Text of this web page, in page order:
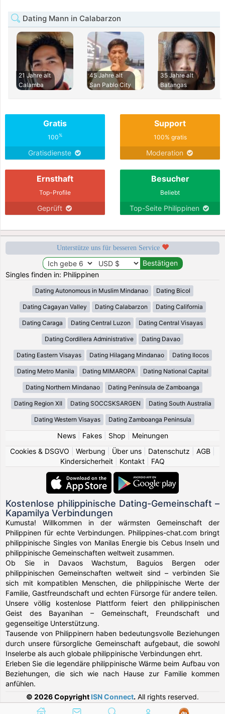
Dating Mann in Calabarzon
21 Jahre alt
Calamba
45 Jahre alt
San Pablo City
35 Jahre alt
Batangas
Gratis
100%
Gratisdienste
Support
100% gratis
Moderation
Ernsthaft
Top-Profile
Geprüft
Besucher
Beliebt
Top-Seite Philippinen
Unterstütze uns für besseren Service
Singles finden in: Philippinen
Dating Autonomous in Muslim Mindanao Dating Bicol
Dating Cagayan Valley Dating Calabarzon Dating California
Dating Caraga Dating Central Luzon Dating Central Visayas
Dating Cordillera Administrative Dating Davao
Dating Eastern Visayas Dating Hilagang Mindanao Dating Ilocos
Dating Metro Manila Dating MIMAROPA Dating National Capital
Dating Northern Mindanao Dating Península de Zamboanga
Dating Region XII Dating SOCCSKSARGEN Dating South Australia
Dating Western Visayas Dating Zamboanga Peninsula
News| Fakes| Shop
Meinungen
Cookies & DSGVO
Werbung Über uns Datenschutz AGB
Kindersicherheit
Kontakt FAQ
Kostenlose philippinische Dating-Gemeinschaft –
Kapamilya Verbindungen
Kumusta! Willkommen in der wärmsten Gemeinschaft der
Philippinen für echte Verbindungen. Philippines-chat.com bringt
philippinische Singles von Manilas Energie bis Cebus Inseln und
philippinische Gemeinschaften weltweit zusammen.
Ob Sie in Davaos Wachstum, Baguios Bergen oder
philippinischen Gemeinschaften weltweit sind – verbinden Sie
sich mit kompatiblen Menschen, die philippinische Werte der
Familie, Gastfreundschaft und echten Fürsorge für andere teilen.
Unsere völlig kostenlose Plattform feiert den philippinischen
Geist des Bayanihan – Gemeinschaft, Freundschaft und
gegenseitige Unterstützung.
Tausende von Philippinern haben bedeutungsvolle Beziehungen
durch unsere fürsorgliche Gemeinschaft aufgebaut, die sowohl
Inselerbe als auch globale philippinische Verbindungen ehrt.
Erleben Sie die legendäre philippinische Wärme beim Aufbau von
Beziehungen, die sich wie nach Hause zur Familie kommen
anfühlen.
© 2026 Copyright ISN Connect. All rights reserved.